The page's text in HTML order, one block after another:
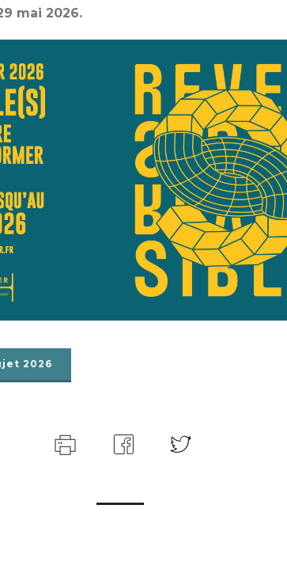
mai 2026.
2026